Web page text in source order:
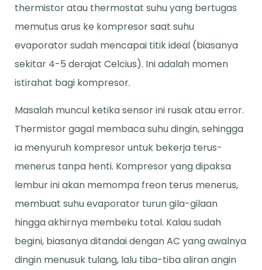
thermistor atau thermostat suhu yang bertugas
memutus arus ke kompresor saat suhu
evaporator sudah mencapai titik ideal (biasanya
sekitar 4-5 derajat Celcius). Ini adalah momen
istirahat bagi kompresor.
Masalah muncul ketika sensor ini rusak atau error.
Thermistor gagal membaca suhu dingin, sehingga
ia menyuruh kompresor untuk bekerja terus-
menerus tanpa henti. Kompresor yang dipaksa
lembur ini akan memompa freon terus menerus,
membuat suhu evaporator turun gila-gilaan
hingga akhirnya membeku total. Kalau sudah
begini, biasanya ditandai dengan AC yang awalnya
dingin menusuk tulang, lalu tiba-tiba aliran angin